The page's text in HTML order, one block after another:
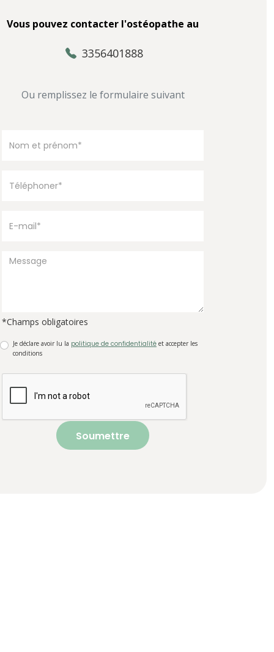
Vous pouvez contacter l'ostéopathe au
3356401888
Ou remplissez le formulaire suivant
*Champs obligatoires
Je déclare avoir lu la politique de confidentialité et accepter les
conditions
Soumettre